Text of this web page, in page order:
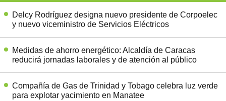
Delcy Rodríguez designa nuevo presidente de Corpoelec
y nuevo viceministro de Servicios Eléctricos
Medidas de ahorro energético: Alcaldía de Caracas
reducirá jornadas laborales y de atención al público
Compañía de Gas de Trinidad y Tobago celebra luz verde
para explotar yacimiento en Manatee